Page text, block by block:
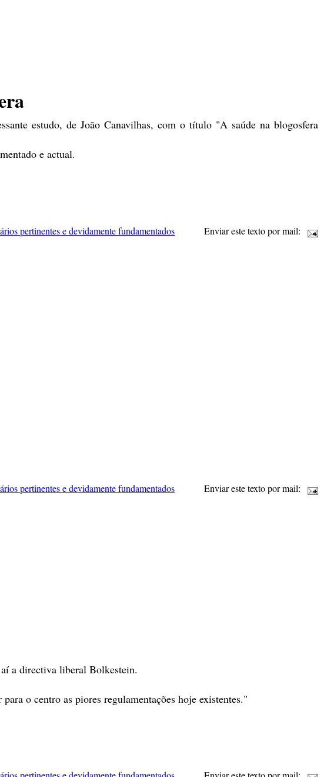
estudo, de João Canavilhas, com o título "A saúde na blogosfera
e actual.
pertinentes e devidamente fundamentados Enviar este texto por mail:
pertinentes e devidamente fundamentados Enviar este texto por mail:
aí a directiva liberal Bolkestein.
o centro as piores regulamentações hoje existentes."